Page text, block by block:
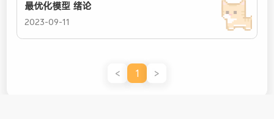
最优化模型 绪论
2023-09-11
< 1 >